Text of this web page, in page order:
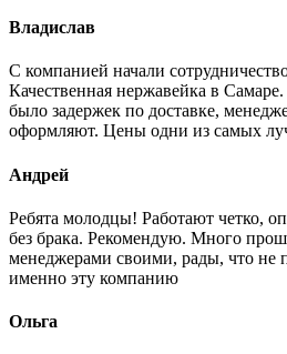
Владислав
С компанией начали
Качественная нержавейка в
было задержек по доставке,
оформляют. Цены одни из самых
Андрей
Ребята молодцы! Работают четко,
без брака. Рекомендую. Много
менеджерами своими, рады, что не
именно эту компанию
Ольга